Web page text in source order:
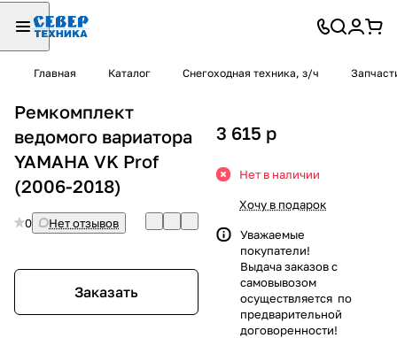
Главная Каталог Снегоходная техника, з/ч
Ремкомплект
ведомого вариатора
YAMAHA VK Prof
(2006-2018)
0 Нет отзывов
Заказать
3 615 p
Нет в наличии
Хочу в подарок
Уважаемые
покупатели!
Выдача заказов с
самовывозом
осуществляется по
предварительной
договоренности!